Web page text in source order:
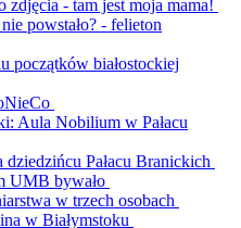
zdjęcia - tam jest moja mama!
powstało? - felieton
początków białostockiej
Aula Nobilium w Pałacu
Pałacu Branickich
UMB bywało
w trzech osobach
w Białymstoku